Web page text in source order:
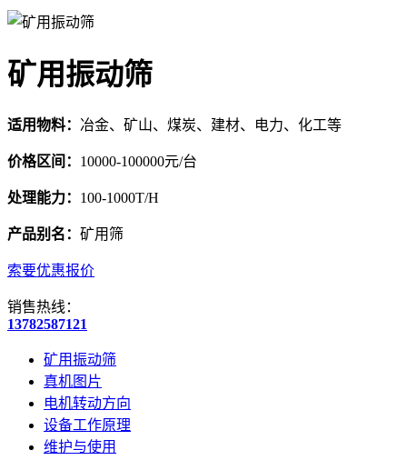
矿用振动筛
适用物料： 冶金、矿山、煤炭、建材、电力、化工等
价格区间： 10000-100000元/台
处理能力： 100-1000T/H
产品别名： 矿用筛
索要优惠报价
销售热线：
13782587121
矿用振动筛
真机图片
电机转动方向
设备工作原理
维护与使用